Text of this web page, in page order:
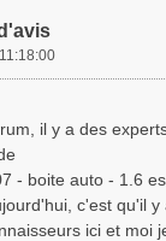
il y a des
- boite auto - 1.6
c'est qu'il y
ici et moi